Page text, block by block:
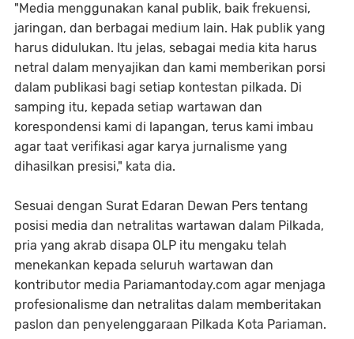
"Media menggunakan kanal publik, baik frekuensi,
jaringan, dan berbagai medium lain. Hak publik yang
harus didulukan. Itu jelas, sebagai media kita harus
netral dalam menyajikan dan kami memberikan porsi
dalam publikasi bagi setiap kontestan pilkada. Di
samping itu, kepada setiap wartawan dan
korespondensi kami di lapangan, terus kami imbau
agar taat verifikasi agar karya jurnalisme yang
dihasilkan presisi," kata dia.
Sesuai dengan Surat Edaran Dewan Pers tentang
posisi media dan netralitas wartawan dalam Pilkada,
pria yang akrab disapa OLP itu mengaku telah
menekankan kepada seluruh wartawan dan
kontributor media Pariamantoday.com agar menjaga
profesionalisme dan netralitas dalam memberitakan
paslon dan penyelenggaraan Pilkada Kota Pariaman.